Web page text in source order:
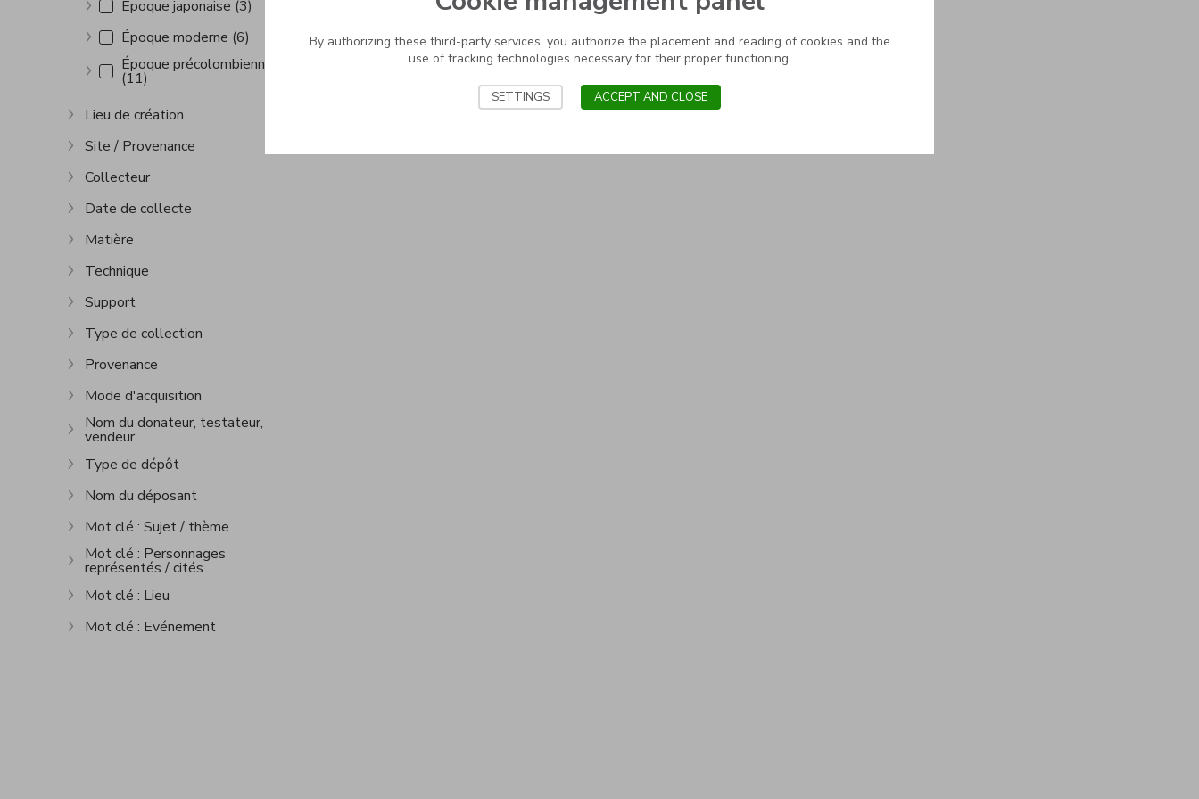
Show moreÉpoque japonaise (3)
Show moreÉpoque moderne (6)
Show more
Époque précolombienne
(11)
Show more
Lieu de création
Show more
Site / Provenance
Show more
Collecteur
Show more
Date de collecte
Show more
Matière
Show more
Technique
Show more
Support
Show more
Type de collection
Show more
Provenance
Show more
Mode d'acquisition
Show more
Nom du donateur, testateur,
vendeur
Show more
Type de dépôt
Show more
Nom du déposant
Show more
Mot clé : Sujet / thème
Show more
Mot clé : Personnages
représentés / cités
Show more
Mot clé : Lieu
Show more
Mot clé : Evénement
By authorizing these third-party services, you authorize the placement and reading of cookies and the
use of tracking technologies necessary for their proper functioning.
SETTINGS ACCEPT AND CLOSE